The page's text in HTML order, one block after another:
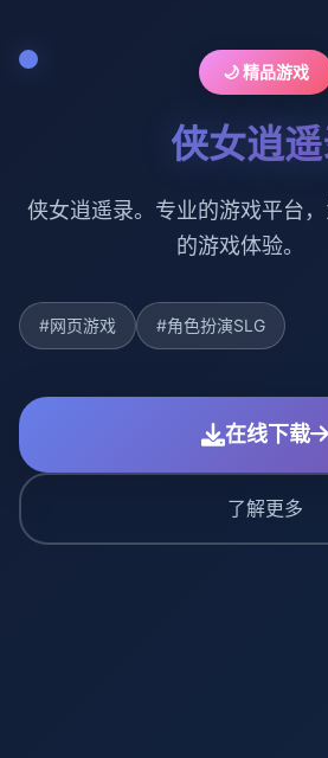
🌙 精品游戏
侠女逍
侠女逍遥录。专业的游戏平台
的游戏体验。
#网页游戏 #角色扮演SLG
在线下载
了解更多